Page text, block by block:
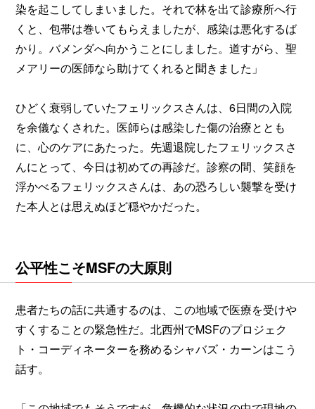
染を起こしてしまいました。それで林を出て診療所へ行
くと、包帯は巻いてもらえましたが、感染は悪化するば
かり。バメンダへ向かうことにしました。道すがら、聖
メアリーの医師なら助けてくれると聞きました」
ひどく衰弱していたフェリックスさんは、6日間の入院
を余儀なくされた。医師らは感染した傷の治療ととも
に、心のケアにあたった。先週退院したフェリックスさ
んにとって、今日は初めての再診だ。診察の間、笑顔を
浮かべるフェリックスさんは、あの恐ろしい襲撃を受け
た本人とは思えぬほど穏やかだった。
公平性こそMSFの大原則
患者たちの話に共通するのは、この地域で医療を受けや
すくすることの緊急性だ。北西州でMSFのプロジェク
ト・コーディネーターを務めるシャバズ・カーンはこう
話す。